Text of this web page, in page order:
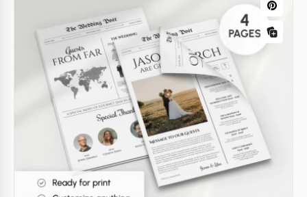
Modèle de journal d'anniversaire
vintage